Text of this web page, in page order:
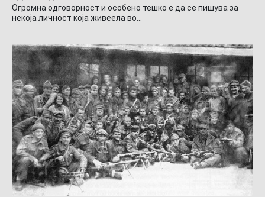
Огромна одговорност и особено тешко е да се пишува за
некоја личност која живеела во…